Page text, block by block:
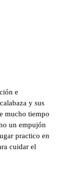
e
y sus
mucho tiempo
un empujón
practico en
cuidar el